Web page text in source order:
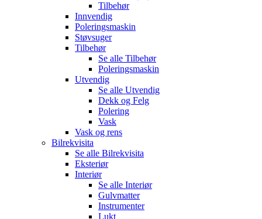
Tilbehør
Innvendig
Poleringsmaskin
Støvsuger
Tilbehør
Se alle Tilbehør
Poleringsmaskin
Utvendig
Se alle Utvendig
Dekk og Felg
Polering
Vask
Vask og rens
Bilrekvisita
Se alle Bilrekvisita
Eksteriør
Interiør
Se alle Interiør
Gulvmatter
Instrumenter
Lukt